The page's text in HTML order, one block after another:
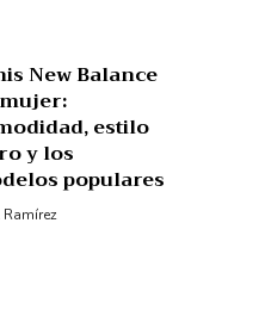
New Balance
estilo
y los
populares
Ramírez